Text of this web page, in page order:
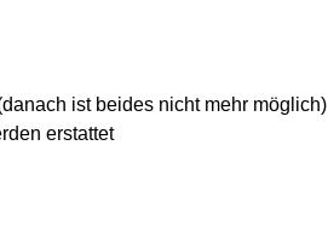
ist beides nicht mehr möglich)
erstattet